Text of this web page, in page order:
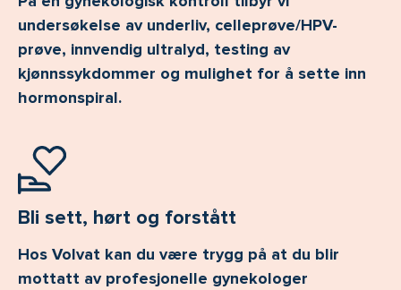
undersøkelse av underliv, celleprøve/HPV-
prøve, innvendig ultralyd, testing av
kjønnssykdommer og mulighet for å sette inn
hormonspiral.
Bli sett, hørt og forstått
Hos Volvat kan du være trygg på at du blir
mottatt av profesjonelle gynekologer